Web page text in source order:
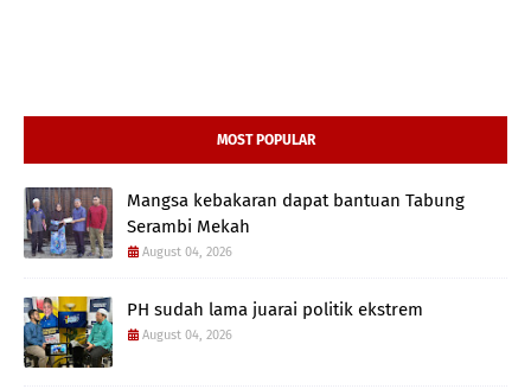
MOST POPULAR
Mangsa kebakaran dapat bantuan Tabung
Serambi Mekah
August 04, 2026
PH sudah lama juarai politik ekstrem
August 04, 2026